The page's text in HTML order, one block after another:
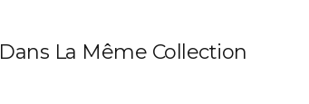
Dans La Même Collection